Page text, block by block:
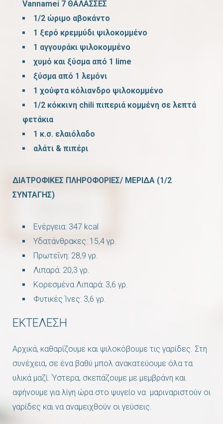
Vannamei 7 ΘΑΛΑΣΣΕΣ
1/2 ώριμο αβοκάντο
1 ξερό κρεμμύδι ψιλοκομμένο
1 αγγουράκι ψιλοκομμένο
χυμό και ξύσμα από 1 lime
ξύσμα από 1 λεμόνι
1 χούφτα κόλιανδρο ψιλοκομμένο
1/2 κόκκινη chili πιπεριά κομμένη σε λεπτά
φετάκια
1 κ.σ. ελαιόλαδο
αλάτι & πιπέρι
ΔΙΑΤΡΟΦΙΚΕΣ ΠΛΗΡΟΦΟΡΙΕΣ/ ΜΕΡΙΔΑ (1/2
ΣΥΝΤΑΓΗΣ)
Ενέργεια: 347 kcal
Υδατάνθρακες: 15,4 γρ.
Πρωτεΐνη: 28,9 γρ.
Λιπαρά: 20,3 γρ.
Κορεσμένα Λιπαρά: 3,6 γρ.
Φυτικές Ίνες: 3,6 γρ.
ΕΚΤΕΛΕΣΗ
Αρχικά, καθαρίζουμε και ψιλοκόβουμε τις γαρίδες. Στη
συνέχεια, σε ένα βαθύ μπολ ανακατεύουμε όλα τα
υλικά μαζί. Ύστερα, σκεπάζουμε με μεμβράνη και
αφήνουμε για λίγη ώρα στο ψυγείο να μαριναριστούν οι
γαρίδες και να αναμειχθούν οι γεύσεις.